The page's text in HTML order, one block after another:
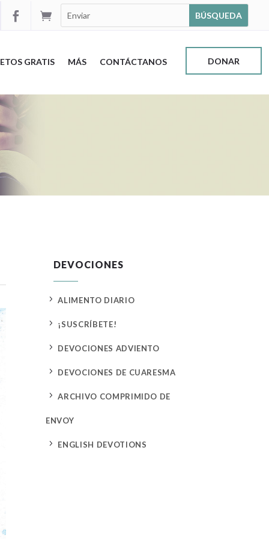


GRATIS MÁS CONTÁCTANOS DONAR
DEVOCIONES
5 ALIMENTO DIARIO
5 ¡SUSCRÍBETE!
5 DEVOCIONES ADVIENTO
5 DEVOCIONES DE CUARESMA
5 ARCHIVO COMPRIMIDO DE
ENVOY
5 ENGLISH DEVOTIONS